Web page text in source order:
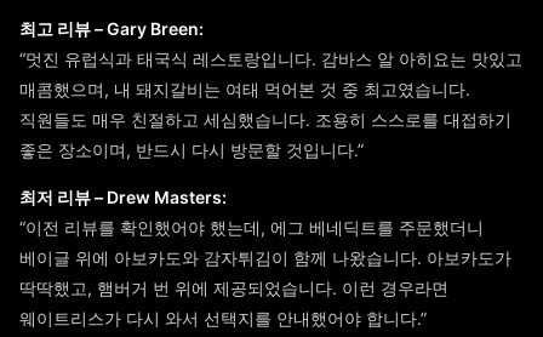
최고 리뷰 – Gary Breen:
“멋진 유럽식과 태국식 레스토랑입니다. 감바스 알 아히요는 맛있고
매콤했으며, 내 돼지갈비는 여태 먹어본 것 중 최고였습니다.
직원들도 매우 친절하고 세심했습니다. 조용히 스스로를 대접하기
좋은 장소이며, 반드시 다시 방문할 것입니다.”
최저 리뷰 – Drew Masters:
“이전 리뷰를 확인했어야 했는데, 에그 베네딕트를 주문했더니
베이글 위에 아보카도와 감자튀김이 함께 나왔습니다. 아보카도가
딱딱했고, 햄버거 번 위에 제공되었습니다. 이런 경우라면
웨이트리스가 다시 와서 선택지를 안내했어야 합니다.”